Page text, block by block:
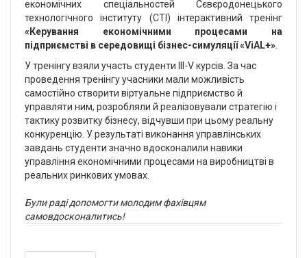
економічних спеціальностей Сєвєродонецького
технологічного інституту (СТІ) інтерактивний тренінг
«Керування економічними процесами на
підприємстві в середовищі бізнес-симуляції «ViAL+»
У тренінгу взяли участь студенти III-V курсів. За час
проведення тренінгу учасники мали можливість
самостійно створити віртуальне підприємство й
управляти ним, розробляли й реалізовували стратегію і
тактику розвитку бізнесу, відчувши при цьому реальну
конкуренцію. У результаті виконання управлінських
завдань студенти значно вдосконалили навики
управління економічними процесами на виробництві в
реальних ринкових умовах.
Були раді допомогти молодим фахівцям
самовдосконалитись!